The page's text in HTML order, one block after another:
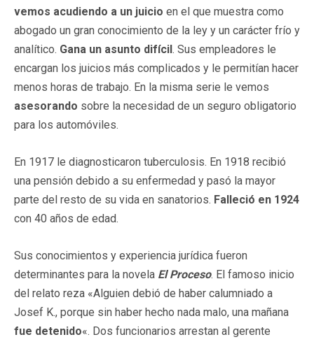
vemos acudiendo a un juicio en el que muestra como
abogado un gran conocimiento de la ley y un carácter frío y
analítico. Gana un asunto difícil. Sus empleadores le
encargan los juicios más complicados y le permitían hacer
menos horas de trabajo. En la misma serie le vemos
asesorando sobre la necesidad de un seguro obligatorio
para los automóviles.
En 1917 le diagnosticaron tuberculosis. En 1918 recibió
una pensión debido a su enfermedad y pasó la mayor
parte del resto de su vida en sanatorios. Falleció en 1924
con 40 años de edad.
Sus conocimientos y experiencia jurídica fueron
determinantes para la novela El Proceso. El famoso inicio
del relato reza «Alguien debió de haber calumniado a
Josef K., porque sin haber hecho nada malo, una mañana
fue detenido«. Dos funcionarios arrestan al gerente